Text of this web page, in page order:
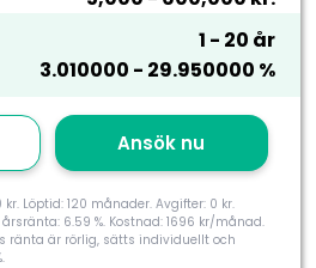
1 - 20 år
3.010000 - 29.950000 %
Ansök nu
kr. Löptid: 120 månader. Avgifter: 0 kr.
6.59 %. Kostnad: 1696 kr/månad.
ränta är rörlig, sätts individuellt och